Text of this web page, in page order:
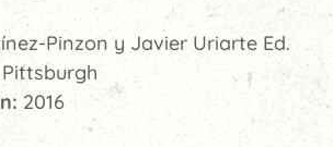
Pinzon y Javier Uriarte Ed.
Pittsburgh
2016